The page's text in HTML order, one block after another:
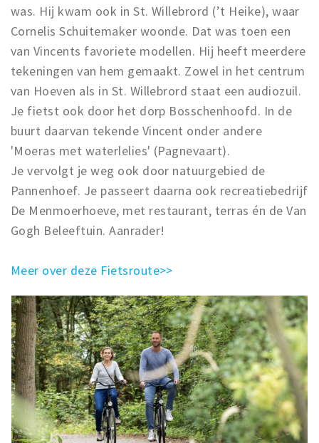
was. Hij kwam ook in St. Willebrord (’t Heike), waar
Cornelis Schuitemaker woonde. Dat was toen een
van Vincents favoriete modellen. Hij heeft meerdere
tekeningen van hem gemaakt. Zowel in het centrum
van Hoeven als in St. Willebrord staat een audiozuil.
Je fietst ook door het dorp Bosschenhoofd. In de
buurt daarvan tekende Vincent onder andere
'Moeras met waterlelies' (Pagnevaart).
Je vervolgt je weg ook door natuurgebied de
Pannenhoef. Je passeert daarna ook recreatiebedrijf
De Menmoerhoeve, met restaurant, terras én de Van
Gogh Beleeftuin. Aanrader!
Meer over deze Fietsroute>>